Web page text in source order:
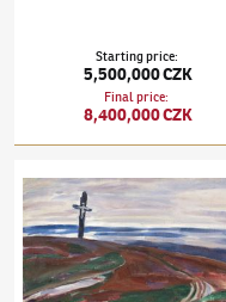
Starting price:
5,500,000 CZK
Final price:
8,400,000 CZK